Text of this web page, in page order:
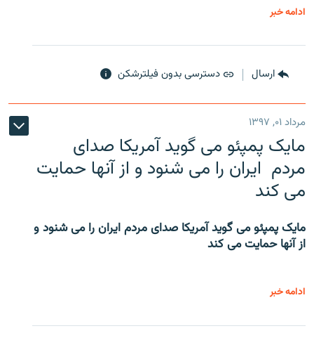
ادامه خبر
ارسال دسترسی بدون فیلترشکن
مرداد ۰۱, ۱۳۹۷
مایک پمپئو می گوید آمریکا صدای
مردم ایران را می شنود و از آنها حمایت
می کند
مایک پمپئو می گوید آمریکا صدای مردم ایران را می شنود و
از آنها حمایت می کند
ادامه خبر